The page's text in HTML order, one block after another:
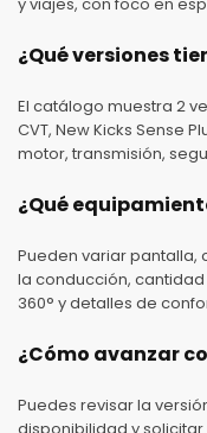
¿Qué versiones
El catálogo muestra 2
CVT, New Kicks Sense
motor, transmisión,
¿Qué
Pueden variar pantalla,
la conducción,
360° y detalles de
¿Cómo avanzar
Puedes revisar la
disponibilidad y